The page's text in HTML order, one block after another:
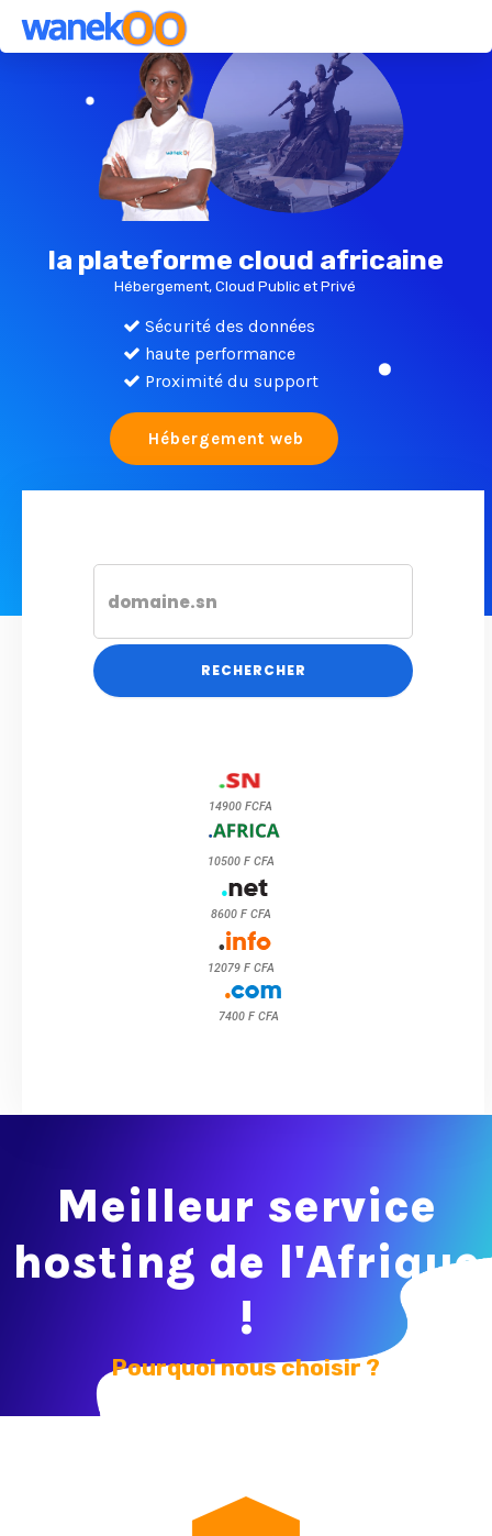
Hébergement, Cloud Public et Privé
Hébergement web
Sécurité des données
haute performance
Proximité du support
la plateforme cloud africaine
RECHERCHER
14900 FCFA
10500 F CFA
8600 F CFA
12079 F CFA
7400 F CFA
Meilleur service
hosting de l'Afrique
!
Pourquoi nous choisir ?